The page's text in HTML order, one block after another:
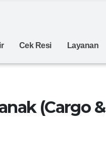
Cek Resi Layanan
(Cargo &